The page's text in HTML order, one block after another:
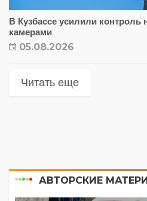
В Кузбассе усилили контроль
камерами
05.08.2026
Читать еще
АВТОРСКИЕ